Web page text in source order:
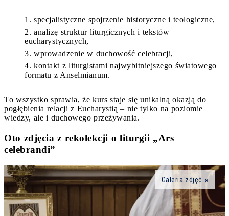
specjalistyczne spojrzenie historyczne i teologiczne,
analizę struktur liturgicznych i tekstów
eucharystycznych,
wprowadzenie w duchowość celebracji,
kontakt z liturgistami najwybitniejszego światowego
formatu z Anselmianum.
To wszystko sprawia, że kurs staje się unikalną okazją do
pogłębienia relacji z Eucharystią – nie tylko na poziomie
wiedzy, ale i duchowego przeżywania.
Oto zdjęcia z rekolekcji o liturgii „Ars
celebrandi”
Galeria zdjęć